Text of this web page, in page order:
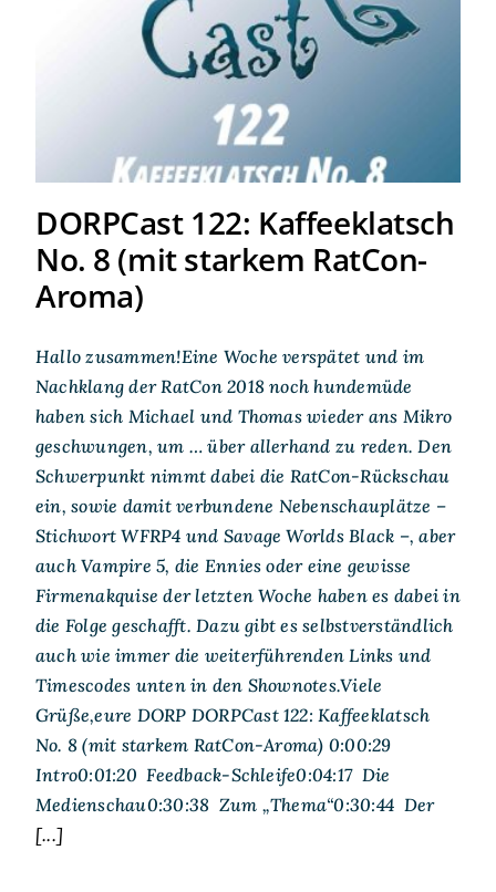
DORPCast 122:
Kaffeeklatsch No. 8 (mit
starkem RatCon-Aroma)
DORPCast 122: Kaffeeklatsch
No. 8 (mit starkem RatCon-
Aroma)
Hallo zusammen!Eine Woche verspätet und im
Nachklang der RatCon 2018 noch hundemüde
haben sich Michael und Thomas wieder ans Mikro
geschwungen, um … über allerhand zu reden. Den
Schwerpunkt nimmt dabei die RatCon-Rückschau
ein, sowie damit verbundene Nebenschauplätze –
Stichwort WFRP4 und Savage Worlds Black –, aber
auch Vampire 5, die Ennies oder eine gewisse
Firmenakquise der letzten Woche haben es dabei in
die Folge geschafft. Dazu gibt es selbstverständlich
auch wie immer die weiterführenden Links und
Timescodes unten in den Shownotes.Viele
Grüße,eure DORP DORPCast 122: Kaffeeklatsch
No. 8 (mit starkem RatCon-Aroma) 0:00:29
Intro0:01:20 Feedback-Schleife0:04:17 Die
Medienschau0:30:38 Zum „Thema“0:30:44 Der
[...]